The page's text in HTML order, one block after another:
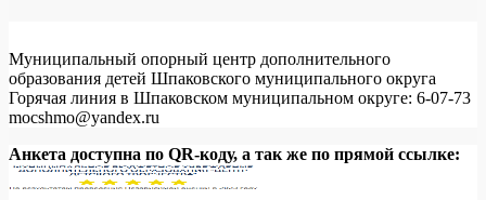
Муниципальный опорный центр дополнительного
образования детей Шпаковского муниципального округа
Горячая линия в Шпаковском муниципальном округе: 6-07-73
mocshmo@yandex.ru
Анкета доступна по QR-коду, а так же по прямой ссылке: